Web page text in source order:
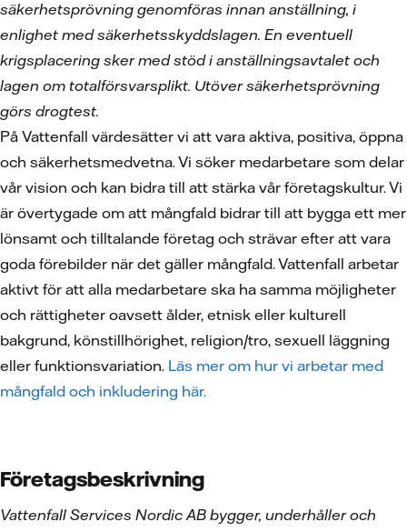
säkerhetsprövning genomföras innan anställning, i
enlighet med säkerhetsskyddslagen. En eventuell
krigsplacering sker med stöd i anställningsavtalet och
lagen om totalförsvarsplikt. Utöver säkerhetsprövning
görs drogtest.
På Vattenfall värdesätter vi att vara aktiva, positiva, öppna
och säkerhetsmedvetna. Vi söker medarbetare som delar
vår vision och kan bidra till att stärka vår företagskultur. Vi
är övertygade om att mångfald bidrar till att bygga ett mer
lönsamt och tilltalande företag och strävar efter att vara
goda förebilder när det gäller mångfald. Vattenfall arbetar
aktivt för att alla medarbetare ska ha samma möjligheter
och rättigheter oavsett ålder, etnisk eller kulturell
bakgrund, könstillhörighet, religion/tro, sexuell läggning
eller funktionsvariation. Läs mer om hur vi arbetar med
mångfald och inkludering här.
Företagsbeskrivning
Vattenfall Services Nordic AB bygger, underhåller och